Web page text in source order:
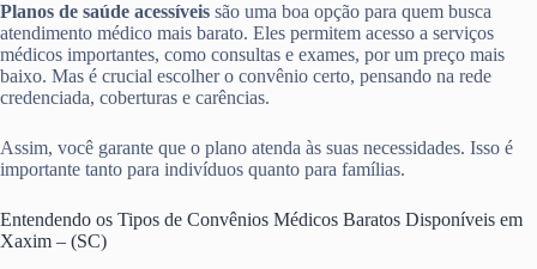
Planos de saúde acessíveis são uma boa opção para quem busca
atendimento médico mais barato. Eles permitem acesso a serviços
médicos importantes, como consultas e exames, por um preço mais
baixo. Mas é crucial escolher o convênio certo, pensando na rede
credenciada, coberturas e carências.
Assim, você garante que o plano atenda às suas necessidades. Isso é
importante tanto para indivíduos quanto para famílias.
Entendendo os Tipos de Convênios Médicos Baratos Disponíveis em
Xaxim – (SC)